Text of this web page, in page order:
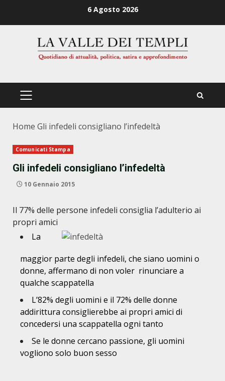
6 Agosto 2026
PRIMÄRES
Home Gli infedeli consigliano l’infedeltà
Comunicati Stampa
Gli infedeli consigliano l’infedeltà
10 Gennaio 2015
Il 77% delle persone infedeli consiglia l’adulterio ai
propri amici
La
maggior parte degli infedeli, che siano uomini o
donne, affermano di non voler rinunciare a
qualche scappatella
L’82% degli uomini e il 72% delle donne
addirittura consiglierebbe ai propri amici di
concedersi una scappatella ogni tanto
Se le donne cercano passione, gli uomini
vogliono solo buon sesso